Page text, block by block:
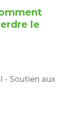
le
- Soutien aux